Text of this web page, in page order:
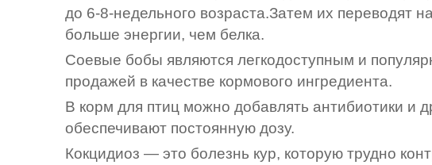
до 6-8-недельного возраста.Затем их переводят
больше энергии, чем белка.
Соевые бобы являются легкодоступным и
продажей в качестве кормового ингредиента.
В корм для птиц можно добавлять антибиотики и
обеспечивают постоянную дозу.
Кокцидиоз — это болезнь кур, которую трудно